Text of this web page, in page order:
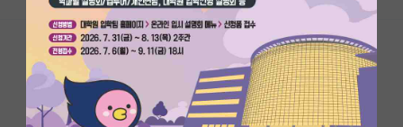
커뮤니티
커뮤니티 홈
전체글보기
베스트 게시판